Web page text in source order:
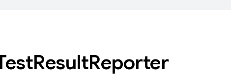
ResultReporter